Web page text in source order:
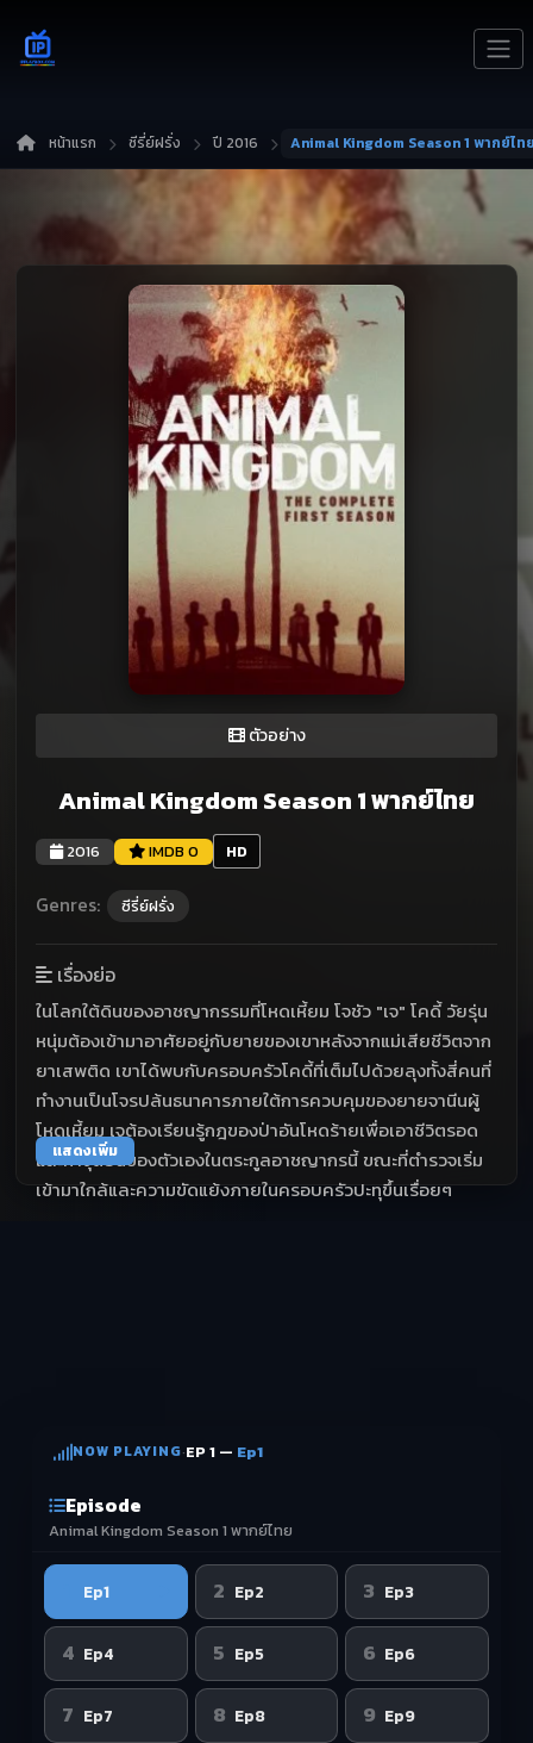
หน้าแรก ซีรี่ย์ฝรั่ง ปี 2016 Animal Kingdom Season 1 พากย์ไท
ตัวอย่าง
Animal Kingdom Season 1 พากย์ไทย
2016 IMDB 0 HD
Genres: ซีรี่ย์ฝรั่ง
เรื่องย่อ
ในโลกใต้ดินของอาชญากรรมที่โหดเหี้ยม โจชัว "เจ" โคดี้ วัยรุ่น
หนุ่มต้องเข้ามาอาศัยอยู่กับยายของเขาหลังจากแม่เสียชีวิตจาก
ยาเสพติด เขาได้พบกับครอบครัวโคดี้ที่เต็มไปด้วยลุงทั้งสี่คนที่
ทำงานเป็นโจรปล้นธนาคารภายใต้การควบคุมของยายจานีนผู้
โหดเหี้ยม เจต้องเรียนรู้กฎของป่าอันโหดร้ายเพื่อเอาชีวิตรอด
และหาจุดยืนของตัวเองในตระกูลอาชญากรนี้ ขณะที่ตำรวจเริ่ม
เข้ามาใกล้และความขัดแย้งภายในครอบครัวปะทุขึ้นเรื่อยๆ
แสดงเพิ่ม
NOW PLAYING·EP 1 — Ep1
Episode
Animal Kingdom Season 1 พากย์ไทย
Ep1 2 Ep2 3 Ep3
4 Ep4 5 Ep5 6 Ep6
7 Ep7 8 Ep8 9 Ep9